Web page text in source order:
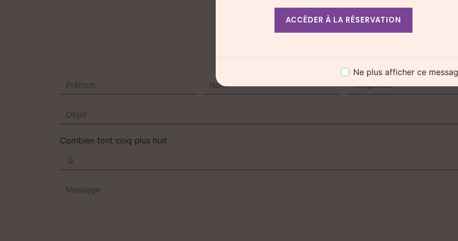
ACCÉDER À LA RÉSERVATION
Ne plus afficher ce
N'hésitez pas à nous contacter
Combien font cinq plus huit